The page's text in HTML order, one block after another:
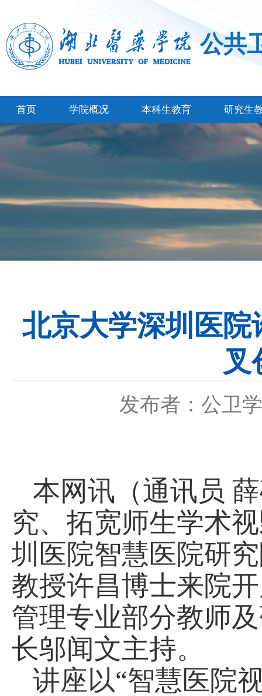
公共
首页 学院概况 本科生教育 研究生
北京大学深圳医
叉
发布者：公卫
本网讯（通讯员
究、拓宽师生学术
圳医院智慧医院研
教授许昌博士来院
管理专业部分教师
长邬闻文主持。
讲座以“智慧医院